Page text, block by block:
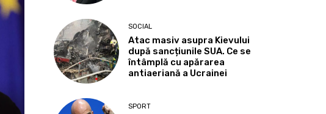
SOCIAL
Atac masiv asupra Kievului
după sancțiunile SUA. Ce se
întâmplă cu apărarea
antiaeriană a Ucrainei
SPORT